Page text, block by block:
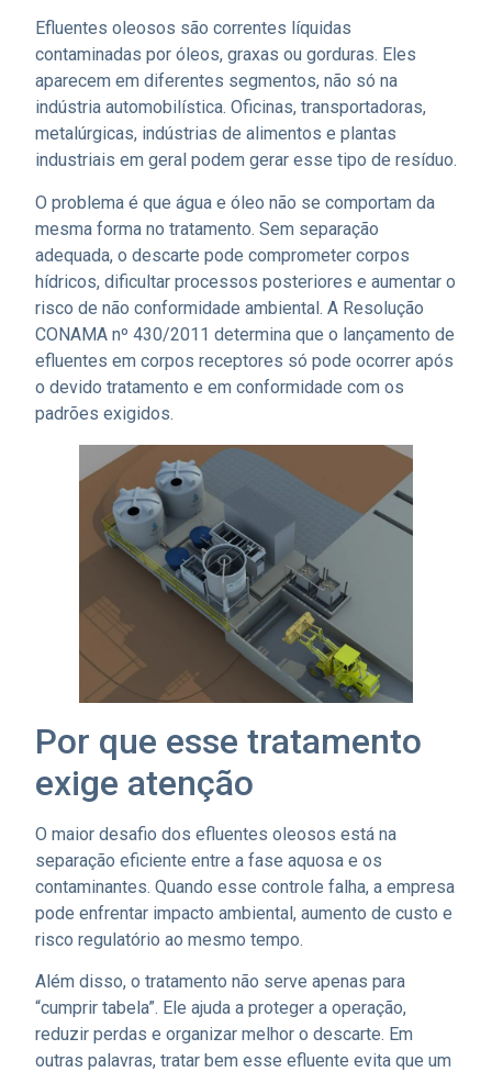
Efluentes oleosos são correntes líquidas
contaminadas por óleos, graxas ou gorduras. Eles
aparecem em diferentes segmentos, não só na
indústria automobilística. Oficinas, transportadoras,
metalúrgicas, indústrias de alimentos e plantas
industriais em geral podem gerar esse tipo de resíduo.
O problema é que água e óleo não se comportam da
mesma forma no tratamento. Sem separação
adequada, o descarte pode comprometer corpos
hídricos, dificultar processos posteriores e aumentar o
risco de não conformidade ambiental. A Resolução
CONAMA nº 430/2011 determina que o lançamento de
efluentes em corpos receptores só pode ocorrer após
o devido tratamento e em conformidade com os
padrões exigidos.
Por que esse tratamento
exige atenção
O maior desafio dos efluentes oleosos está na
separação eficiente entre a fase aquosa e os
contaminantes. Quando esse controle falha, a empresa
pode enfrentar impacto ambiental, aumento de custo e
risco regulatório ao mesmo tempo.
Além disso, o tratamento não serve apenas para
“cumprir tabela”. Ele ajuda a proteger a operação,
reduzir perdas e organizar melhor o descarte. Em
outras palavras, tratar bem esse efluente evita que um